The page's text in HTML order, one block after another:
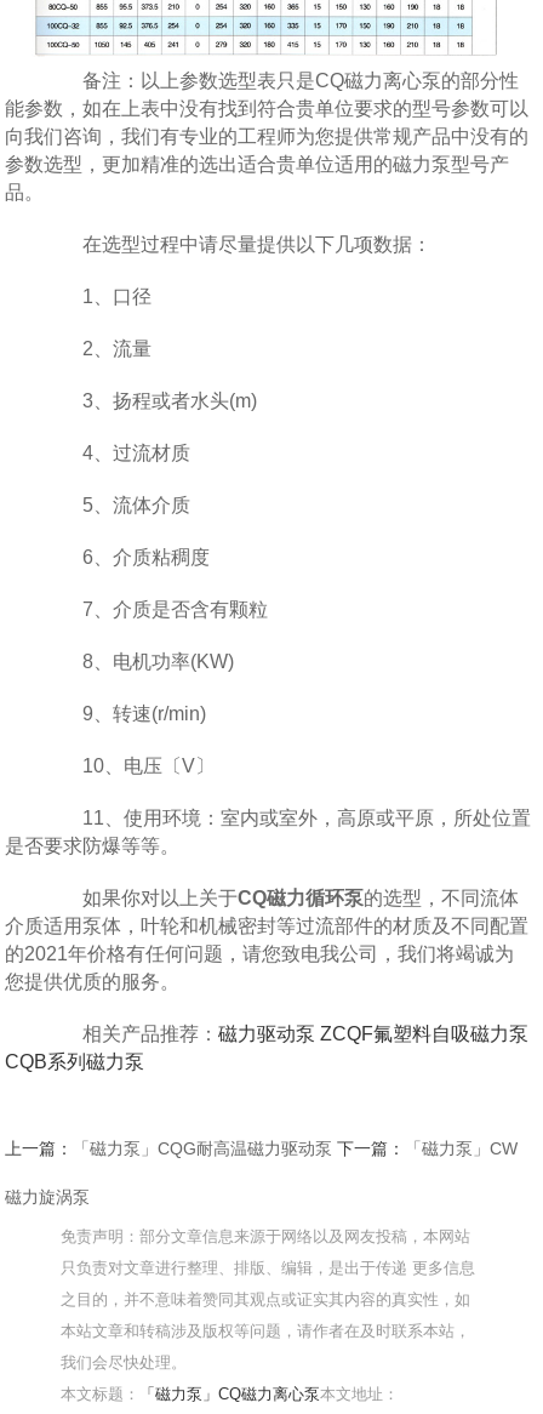
备注：以上参数选型表只是CQ磁力离心泵的部分性
能参数，如在上表中没有找到符合贵单位要求的型号参数可以
向我们咨询，我们有专业的工程师为您提供常规产品中没有的
参数选型，更加精准的选出适合贵单位适用的磁力泵型号产
品。
在选型过程中请尽量提供以下几项数据：
1、口径
2、流量
3、扬程或者水头(m)
4、过流材质
5、流体介质
6、介质粘稠度
7、介质是否含有颗粒
8、电机功率(KW)
9、转速(r/min)
10、电压〔V〕
11、使用环境：室内或室外，高原或平原，所处位置
是否要求防爆等等。
如果你对以上关于CQ磁力循环泵的选型，不同流体
介质适用泵体，叶轮和机械密封等过流部件的材质及不同配置
的2021年价格有任何问题，请您致电我公司，我们将竭诚为
您提供优质的服务。
相关产品推荐：磁力驱动泵 ZCQF氟塑料自吸磁力泵
CQB系列磁力泵
上一篇： 「磁力泵」CQG耐高温磁力驱动泵 下一篇： 「磁力泵」CW
磁力旋涡泵
免责声明：部分文章信息来源于网络以及网友投稿，本网站
只负责对文章进行整理、排版、编辑，是出于传递 更多信息
之目的，并不意味着赞同其观点或证实其内容的真实性，如
本站文章和转稿涉及版权等问题，请作者在及时联系本站，
我们会尽快处理。
本文标题：
「磁力泵」CQ磁力离心泵本文地址：